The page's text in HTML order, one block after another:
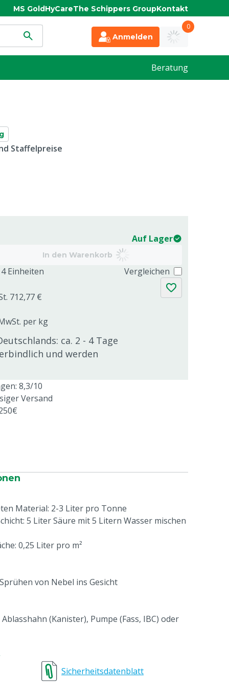
MS GoldHyCareThe Schippers GroupKontakt
Anmelden
0
Beratung
Auf Lager
In den Warenkorb
4 Einheiten
712,77 €
per kg
ca. 2 - 4 Tage
und werden
Vergleichen
Staffelpreise
8,3/10
Versand
Material: 2-3 Liter pro Tonne
5 Liter Säure mit 5 Litern Wasser mischen
0,25 Liter pro m²
von Nebel ins Gesicht
(Kanister), Pumpe (Fass, IBC) oder
Sicherheitsdatenblatt